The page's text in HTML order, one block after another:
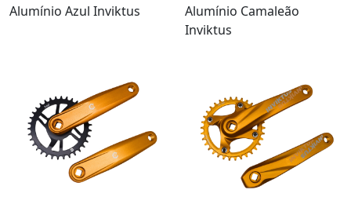
Alumínio Azul Inviktus
Alumínio Camaleão
Inviktus